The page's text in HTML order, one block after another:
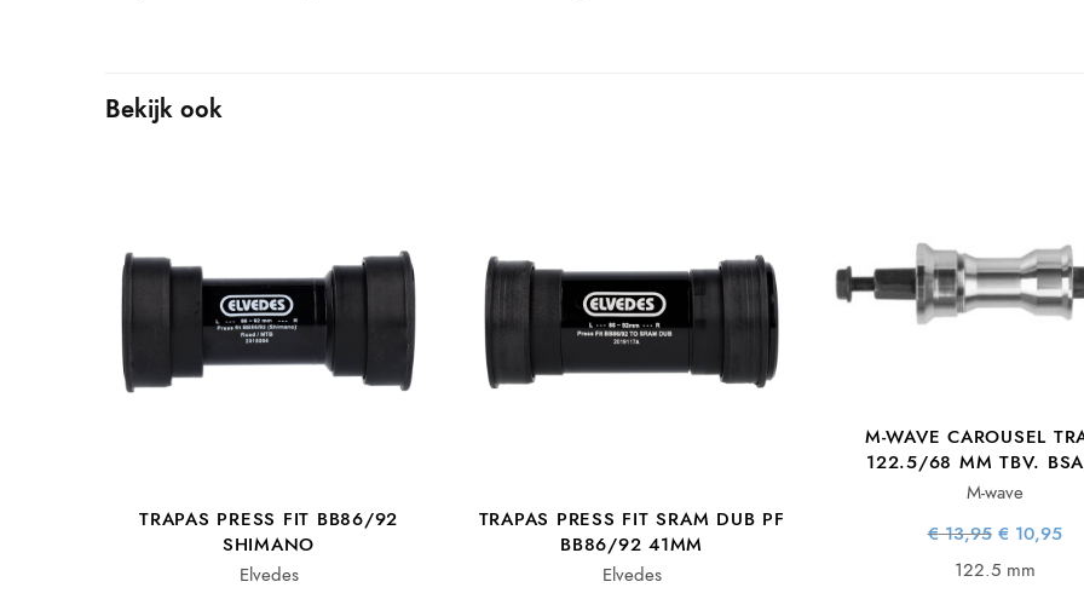
Bekijk ook
TRAPAS PRESS FIT BB86/92
SHIMANO
Elvedes
TRAPAS PRESS FIT SRAM DUB PF
BB86/92 41MM
Elvedes
M-WAVE CAROUSEL
122.5/68 MM TBV.
M-wave
€13,95
prijs was:
€ 13,95.
€ 10,95
122.5 mm